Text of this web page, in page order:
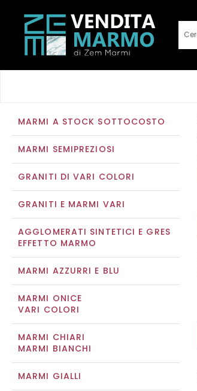
MARMI A STOCK SOTTOCOSTO
MARMI SEMIPREZIOSI
GRANITI DI VARI COLORI
GRANITI E MARMI VARI
AGGLOMERATI SINTETICI E GRES
EFFETTO MARMO
MARMI AZZURRI E BLU
MARMI ONICE
VARI COLORI
MARMI CHIARI
MARMI BIANCHI
MARMI GIALLI